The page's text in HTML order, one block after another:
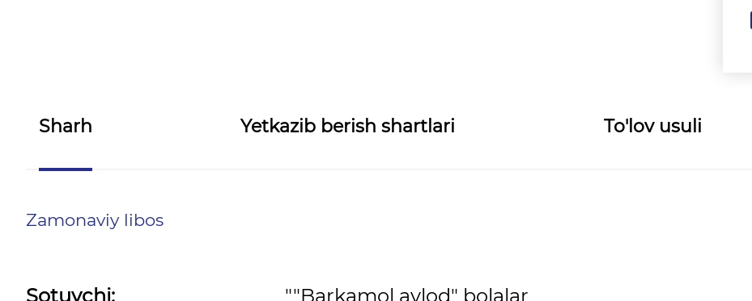
Sharh Yetkazib berish shartlari To'lov usuli
Zamonaviy libos
Sotuvchi:
""Barkamol avlod" bolalar